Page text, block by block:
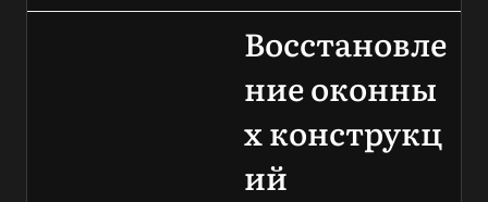
Восстановле
ние оконны
х конструкц
ий